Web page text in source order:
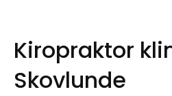
Kiropraktor
Skovlunde